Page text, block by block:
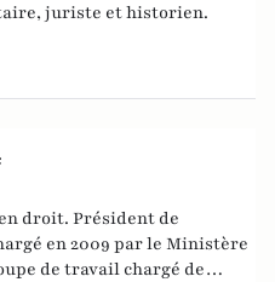
juriste et historien.
droit. Président de
en 2009 par le Ministère
de travail chargé de